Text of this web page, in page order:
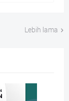
Lebih lama